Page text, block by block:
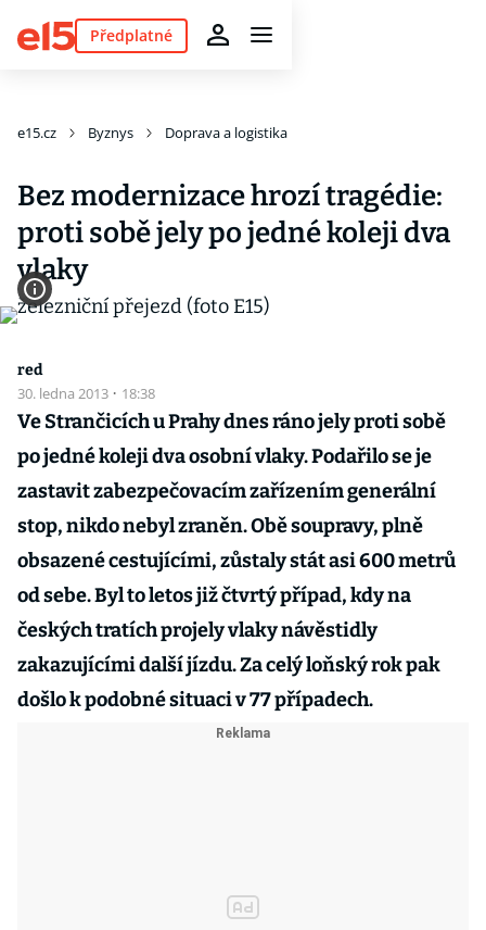
Předplatné
e15.cz Byznys Doprava a logistika
Bez modernizace hrozí tragédie:
proti sobě jely po jedné koleji dva
vlaky
red
30. ledna 2013 · 18:38
Ve Strančicích u Prahy dnes ráno jely proti sobě
po jedné koleji dva osobní vlaky. Podařilo se je
zastavit zabezpečovacím zařízením generální
stop, nikdo nebyl zraněn. Obě soupravy, plně
obsazené cestujícími, zůstaly stát asi 600 metrů
od sebe. Byl to letos již čtvrtý případ, kdy na
českých tratích projely vlaky návěstidly
zakazujícími další jízdu. Za celý loňský rok pak
došlo k podobné situaci v 77 případech.